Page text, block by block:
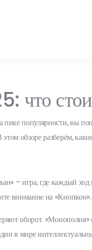
что
популярности, вы
обзоре разберём,
– игра, где каждый
внимание на
оборот.
в мире